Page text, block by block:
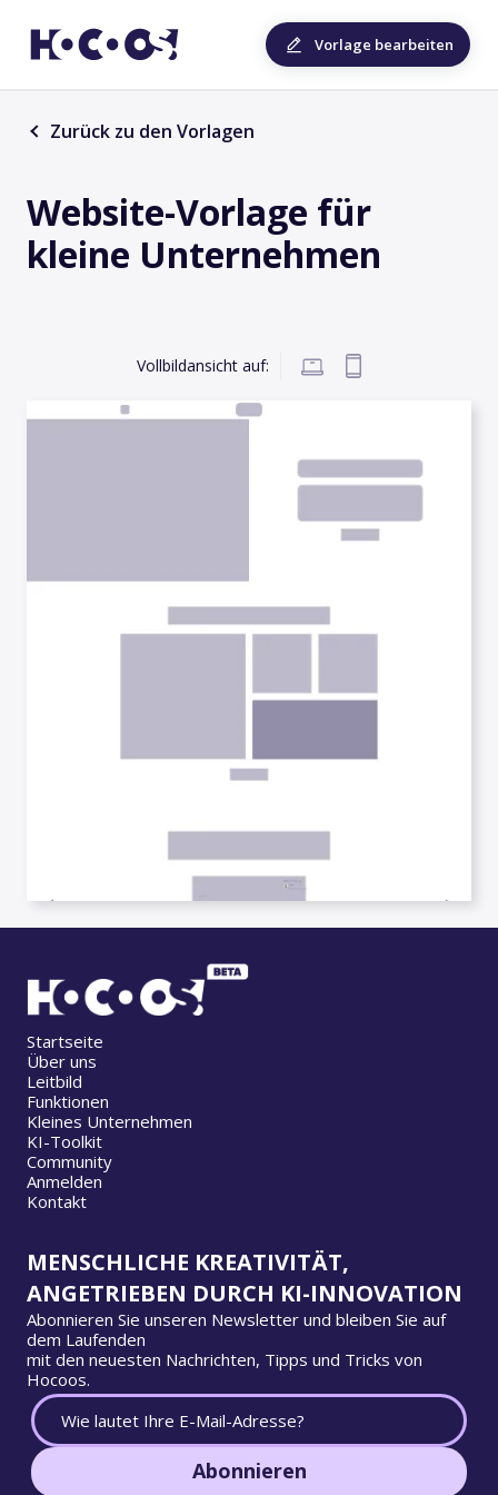
Vorlage bearbeiten
Zurück zu den Vorlagen
Website-Vorlage für
kleine Unternehmen
Vollbildansicht auf:
Startseite
Über uns
Leitbild
Funktionen
Kleines Unternehmen
KI-Toolkit
Community
Anmelden
Kontakt
MENSCHLICHE KREATIVITÄT,
ANGETRIEBEN DURCH KI-INNOVATION
Abonnieren Sie unseren Newsletter und bleiben Sie auf
dem Laufenden
mit den neuesten Nachrichten, Tipps und Tricks von
Hocoos.
Abonnieren